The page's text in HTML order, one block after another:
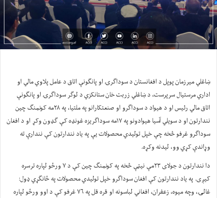
ښاغلي میرزمان پوپل د افغانستان د سوداګرۍ او پانګونې اتاق د عامل پلاوي مالي او
اداري مرستیال سرپرست، د ښاغلي زربت خان ستانکزي د لوګر سوداګرۍ او پانګونې
اتاق مالي رئیس او د هیواد د سوداګرو او صنعتکارانو په ملتیا، په ۲۸مه کونمنګ چین
نندارتون او د سویلي آسیا هیوادونو په ۱۷مه سوداګریزه غونډه کې ګډون وکړ او د افغان
سوداګرو غرفو څخه چې خپل تولیدي محصولات یې په یاد نندارتون کې نندارې ته
وړاندې کړي وو، لیدنه وکړه.
دا نندارتون د جولای ۲۳مې نیټې څخه په کونمنګ چین کې د ۷ ورځو لپاره ترسره
کیږی. په یاد نندارتون کې افغان سوداګرو خپل تولیدي محصولات په ځانګړي ډول:
غالۍ، وچه میوه، زعفران، افغاني لباسونه او قره قل په ۷۶ غرفو کې د اوو ورځو لپاره